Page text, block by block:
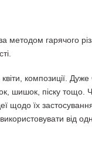
гарячого
композиції.
шишок, піску тощо.
щодо їх
від